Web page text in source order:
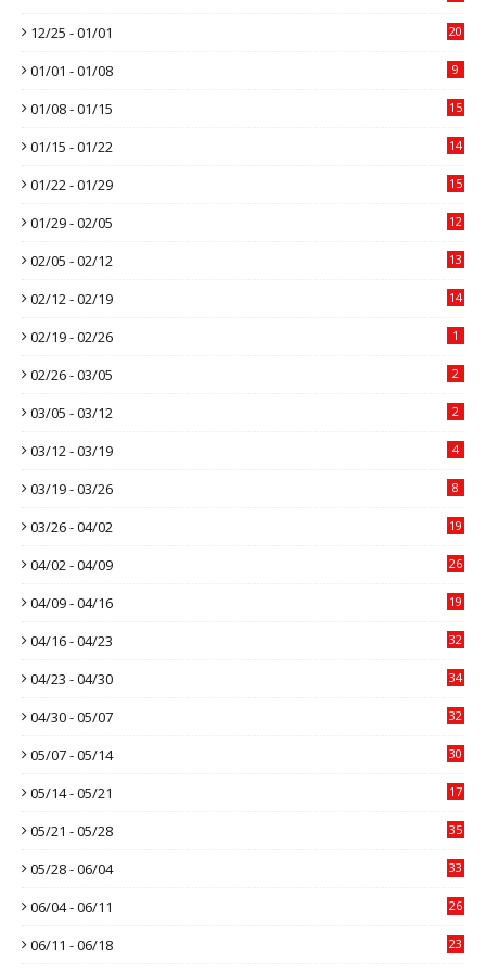
12/25 - 01/01 20
01/01 - 01/08 9
01/08 - 01/15 15
01/15 - 01/22 14
01/22 - 01/29 15
01/29 - 02/05 12
02/05 - 02/12 13
02/12 - 02/19 14
02/19 - 02/26 1
02/26 - 03/05 2
03/05 - 03/12 2
03/12 - 03/19 4
03/19 - 03/26 8
03/26 - 04/02 19
04/02 - 04/09 26
04/09 - 04/16 19
04/16 - 04/23 32
04/23 - 04/30 34
04/30 - 05/07 32
05/07 - 05/14 30
05/14 - 05/21 17
05/21 - 05/28 35
05/28 - 06/04 33
06/04 - 06/11 26
06/11 - 06/18 23